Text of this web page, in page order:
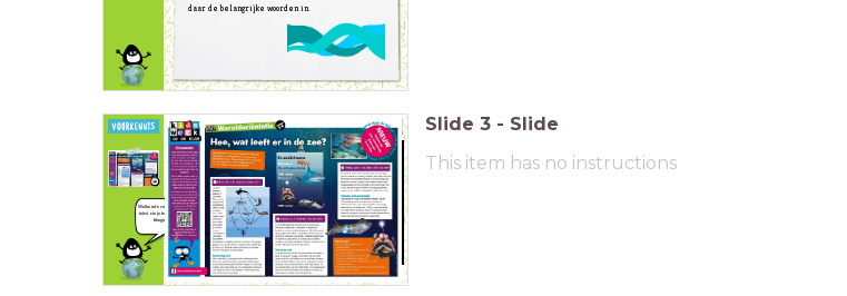
daar de belangrijke woorden in.
Welke informatie uit de
tekst zie je terug in het
filmpje?
Slide 3 - Slide
This item has no instructions